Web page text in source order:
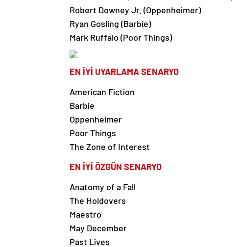
Robert Downey Jr. (Oppenheimer)
Ryan Gosling (Barbie)
Mark Ruffalo (Poor Things)
EN İYİ UYARLAMA SENARYO
American Fiction
Barbie
Oppenheimer
Poor Things
The Zone of Interest
EN İYİ ÖZGÜN SENARYO
Anatomy of a Fall
The Holdovers
Maestro
May December
Past Lives